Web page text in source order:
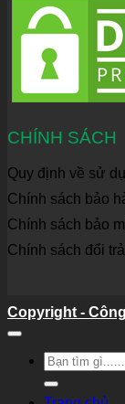
CHÍNH SÁCH
Quy định về sử
Chính sách bảo
Chính sách bảo
Chính sách đổi
Copyright -
Tìm
kiếm: